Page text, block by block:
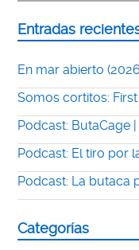
Entradas
En mar abierto
Somos cortitos:
Podcast: ButaCage
Podcast: El tiro por
Podcast: La butaca
Categorías